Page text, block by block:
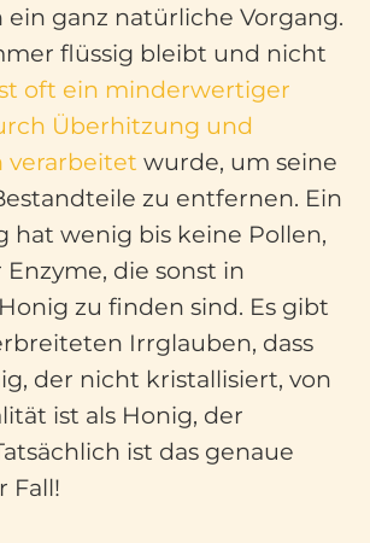
ein ganz natürliche Vorgang.
flüssig bleibt und nicht
oft ein minderwertiger
Überhitzung und
verarbeitet wurde, um seine
zu entfernen. Ein
hat wenig bis keine Pollen,
die sonst in
zu finden sind. Es gibt
Irrglauben, dass
der nicht kristallisiert, von
ist als Honig, der
ist das genaue
Fall!